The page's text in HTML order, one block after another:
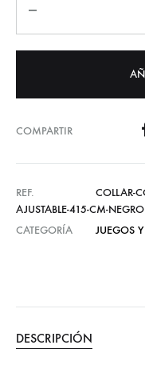
COMPARTIR
REF.
COLLAR-
AJUSTABLE-415-CM-NEGRO
CATEGORÍA
JUEGOS
DESCRIPCIÓN